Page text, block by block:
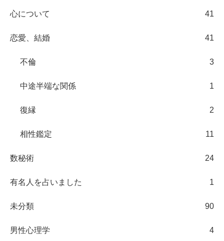
心について 41
恋愛、結婚 41
不倫 3
中途半端な関係 1
復縁 2
相性鑑定 11
数秘術 24
有名人を占いました 1
未分類 90
男性心理学 4